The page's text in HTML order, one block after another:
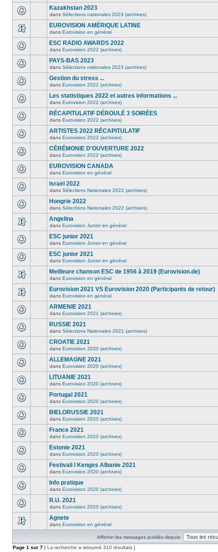
Kazakhstan 2023
dans Sélections nationales 2023 (archives)
EUROVISION AMÉRIQUE LATINE
dans Eurovision en général
ESC RADIO AWARDS 2022
dans Eurovision 2022 (archives)
PAYS-BAS 2023
dans Sélections nationales 2023 (archives)
Gestion du stress ...
dans Eurovision 2022 (archives)
Les statistiques 2022 et autres informations ...
dans Eurovision 2022 (archives)
RÉCAPITULATIF DÉROULÉ 3 SOIRÉES
dans Eurovision 2022 (archives)
ARTISTES 2022 RÉCAPITULATIF
dans Eurovision 2022 (archives)
CÉRÉMONIE D'OUVERTURE 2022
dans Eurovision 2022 (archives)
EUROVISION CANADA
dans Eurovision en général
Israël 2022
dans Sélections Nationales 2022 (archives)
Hongrie 2022
dans Sélections Nationales 2022 (archives)
Angelina
dans Eurovision Junior en général
ESC junior 2021
dans Eurovision Junior en général
ESC junior 2021
dans Eurovision Junior en général
Meilleure chanson ESC de 1956 à 2019 (Eurovision.de)
dans Eurovision en général
Eurovision 2021 VS Eurovision 2020 (Participants de retour)
dans Eurovision en général
ARMENIE 2021
dans Eurovision 2021 (archives)
RUSSIE 2021
dans Sélections Nationales 2021 (archives)
CROATIE 2021
dans Eurovision 2020 (archives)
ALLEMAGNE 2021
dans Eurovision 2020 (archives)
LITUANIE 2021
dans Eurovision 2020 (archives)
Portugal 2021
dans Eurovision 2020 (archives)
BIELORUSSIE 2021
dans Eurovision 2020 (archives)
France 2021
dans Eurovision 2020 (archives)
Estonie 2021
dans Eurovision 2020 (archives)
Festivali I Kenges Albanie 2021
dans Eurovision 2020 (archives)
Info pratique
dans Eurovision 2020 (archives)
R.U. 2021
dans Eurovision 2020 (archives)
Agnete
dans Eurovision en général
Afficher les messages publiés depuis:
Page 1 sur 7 [ La recherche a retourné 310 résultats ]